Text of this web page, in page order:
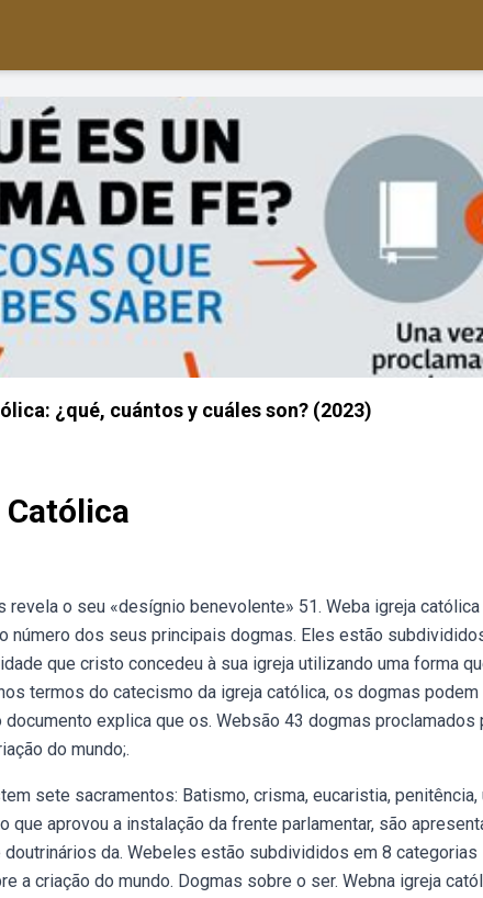
¿qué, cuántos y cuáles son? (2023)
Católica
o seu «desígnio benevolente» 51. Weba igreja católica
número dos seus principais dogmas. Eles estão
que cristo concedeu à sua igreja utilizando uma forma
termos do catecismo da igreja católica, os dogmas
explica que os. Websão 43 dogmas proclamados
do mundo;.
sete sacramentos: Batismo, crisma, eucaristia, penitência,
aprovou a instalação da frente parlamentar, são
da. Webeles estão subdivididos em 8 categorias
a criação do mundo. Dogmas sobre o ser. Webna igreja